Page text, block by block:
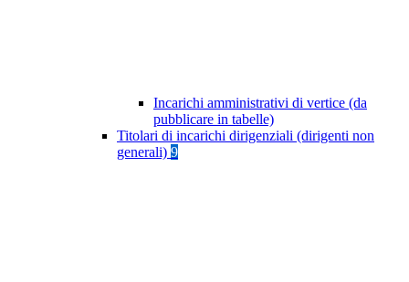
Incarichi amministrativi di vertice (da
pubblicare in tabelle)
Titolari di incarichi dirigenziali (dirigenti non
generali) 9